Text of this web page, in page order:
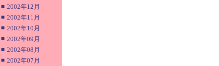
■ 2002年12月
■ 2002年11月
■ 2002年10月
■ 2002年09月
■ 2002年08月
■ 2002年07月